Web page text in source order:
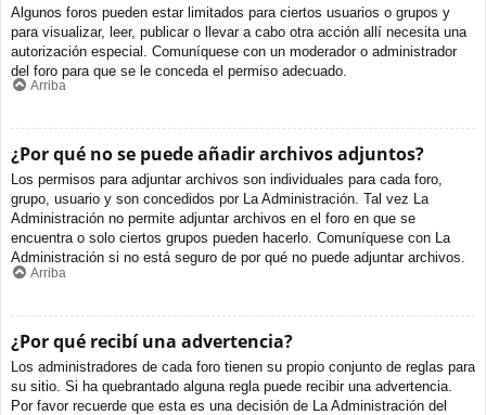
Algunos foros pueden estar limitados para ciertos usuarios o grupos y
para visualizar, leer, publicar o llevar a cabo otra acción allí necesita una
autorización especial. Comuníquese con un moderador o administrador
del foro para que se le conceda el permiso adecuado.
Arriba
¿Por qué no se puede añadir archivos adjuntos?
Los permisos para adjuntar archivos son individuales para cada foro,
grupo, usuario y son concedidos por La Administración. Tal vez La
Administración no permite adjuntar archivos en el foro en que se
encuentra o solo ciertos grupos pueden hacerlo. Comuníquese con La
Administración si no está seguro de por qué no puede adjuntar archivos.
Arriba
¿Por qué recibí una advertencia?
Los administradores de cada foro tienen su propio conjunto de reglas para
su sitio. Si ha quebrantado alguna regla puede recibir una advertencia.
Por favor recuerde que esta es una decisión de La Administración del